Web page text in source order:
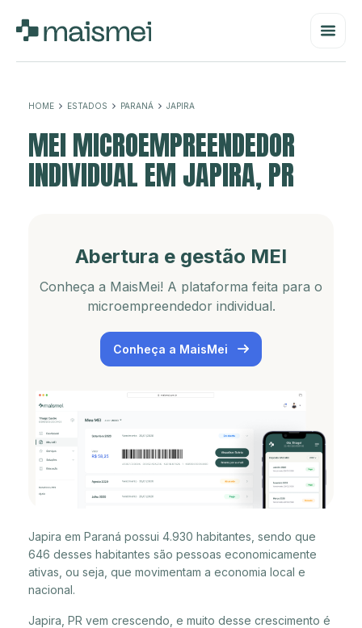
HOME ESTADOS PARANÁ JAPIRA
MEI MICROEMPREENDEDOR
INDIVIDUAL EM JAPIRA, PR
Abertura e gestão MEI
Conheça a MaisMei! A plataforma feita para o
microempreendedor individual.
Conheça a MaisMei
Japira em Paraná possui 4.930 habitantes, sendo que
646 desses habitantes são pessoas economicamente
ativas, ou seja, que movimentam a economia local e
nacional.
Japira, PR vem crescendo, e muito desse crescimento é